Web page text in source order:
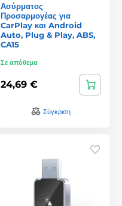
Ασύρματος
Προσαρμογέας για
CarPlay και Android
Auto, Plug & Play, ABS,
CA15
Σε απόθεμα
24,69 €
Σύγκριση